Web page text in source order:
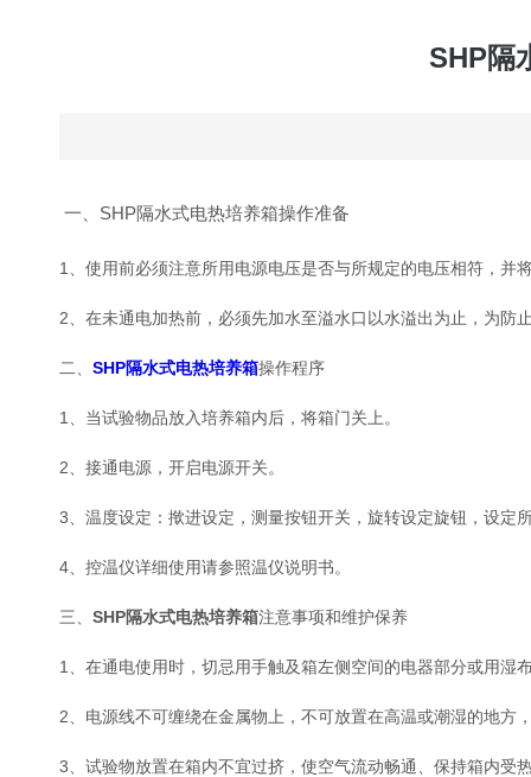
SHP隔
一、SHP隔水式电热培养箱操作准备
1、使用前必须注意所用电源电压是否与所规定的电压相符，并
2、在未通电加热前，必须先加水至溢水口以水溢出为止，为
二、 SHP隔水式电热培养箱操作程序
1、当试验物品放入培养箱内后，将箱门关上。
2、接通电源，开启电源开关。
3、温度设定：揿进设定，测量按钮开关，旋转设定旋钮，设定
4、控温仪详细使用请参照温仪说明书。
三、 SHP隔水式电热培养箱注意事项和维护保养
1、在通电使用时，切忌用手触及箱左侧空间的电器部分或用湿
2、电源线不可缠绕在金属物上，不可放置在高温或潮湿的地方
3、试验物放置在箱内不宜过挤，使空气流动畅通、保持箱内受